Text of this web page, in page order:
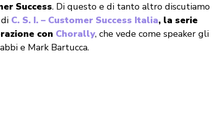
Success. Di questo e di tanto altro discutiamo
C. S. I. – Customer Success Italia, la serie
con Chorally, che vede come speaker gli
e Mark Bartucca.